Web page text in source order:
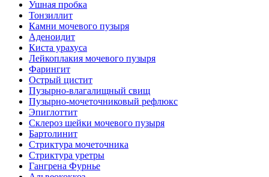
Ушная пробка
Тонзиллит
Камни мочевого пузыря
Аденоидит
Киста урахуса
Лейкоплакия мочевого пузыря
Фарингит
Острый цистит
Пузырно-влагалищный свищ
Пузырно-мочеточниковый рефлюкс
Эпиглоттит
Склероз шейки мочевого пузыря
Бартолинит
Стриктура мочеточника
Стриктура уретры
Гангрена Фурнье